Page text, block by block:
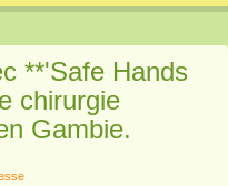
**'Safe Hands
chirurgie
Gambie.